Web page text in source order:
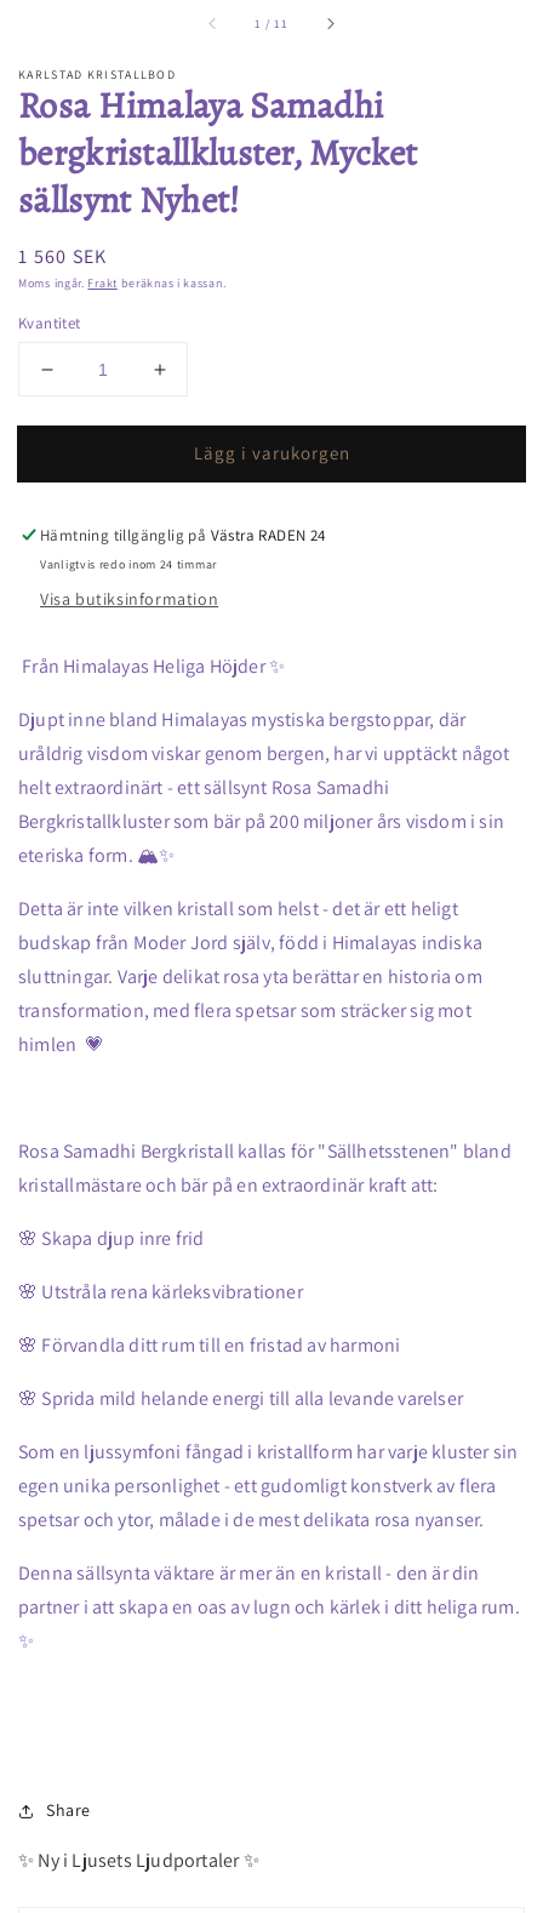
1 /av
11
KARLSTAD KRISTALLBOD
Rosa Himalaya Samadhi
bergkristallkluster, Mycket
sällsynt Nyhet!
Ordinarie
pris
1 560 SEK
Moms ingår. Frakt beräknas i kassan.
Kvantitet
Minska
för
Himalaya
bergkristallkluster,
Mycket
Nyhet!
Öka
för
Rosa
Himalaya
bergkristallkluster,
Mycket
Nyhet!
Lägg i varukorgen
Hämtning tillgänglig på Västra RADEN 24
Vanligtvis redo inom 24 timmar
Visa butiksinformation
Från Himalayas Heliga Höjder ✨
Djupt inne bland Himalayas mystiska bergstoppar, där
uråldrig visdom viskar genom bergen, har vi upptäckt något
helt extraordinärt - ett sällsynt Rosa Samadhi
Bergkristallkluster som bär på 200 miljoner års visdom i sin
eteriska form. 🏔️✨
Detta är inte vilken kristall som helst - det är ett heligt
budskap från Moder Jord själv, född i Himalayas indiska
sluttningar. Varje delikat rosa yta berättar en historia om
transformation, med flera spetsar som sträcker sig mot
himlen 💗
Rosa Samadhi Bergkristall kallas för "Sällhetsstenen" bland
kristallmästare och bär på en extraordinär kraft att:
🌸 Skapa djup inre frid
🌸 Utstråla rena kärleksvibrationer
🌸 Förvandla ditt rum till en fristad av harmoni
🌸 Sprida mild helande energi till alla levande varelser
Som en ljussymfoni fångad i kristallform har varje kluster sin
egen unika personlighet - ett gudomligt konstverk av flera
spetsar och ytor, målade i de mest delikata rosa nyanser.
Denna sällsynta väktare är mer än en kristall - den är din
partner i att skapa en oas av lugn och kärlek i ditt heliga rum.
✨
Share
✨ Ny i Ljusets Ljudportaler ✨